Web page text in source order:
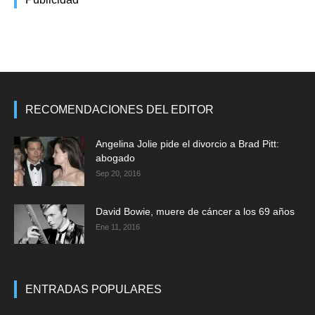
RECOMENDACIONES DEL EDITOR
Angelina Jolie pide el divorcio a Brad Pitt:
abogado
Sep 20, 2016
David Bowie, muere de cáncer a los 69 años
Ene 11, 2016
ENTRADAS POPULARES